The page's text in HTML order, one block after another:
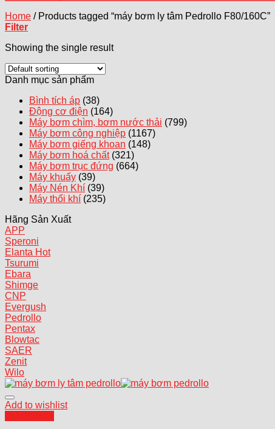
Home /Products tagged “máy bơm ly tâm Pedrollo F80/160C”
Filter
Showing the single result
Danh mục sản phẩm
Bình tích áp (38)
Động cơ điện (164)
Máy bơm chìm, bơm nước thải (799)
Máy bơm công nghiệp (1167)
Máy bơm giếng khoan (148)
Máy bơm hoá chất (321)
Máy bơm trục đứng (664)
Máy khuấy (39)
Máy Nén Khí (39)
Máy thổi khí (235)
Hãng Sản Xuất
APP
Speroni
Elanta
Tsurumi
Ebara
Shimge
CNP
Evergush
Pedrollo
Pentax
Blowtac
SAER
Zenit
Wilo
Add to wishlist